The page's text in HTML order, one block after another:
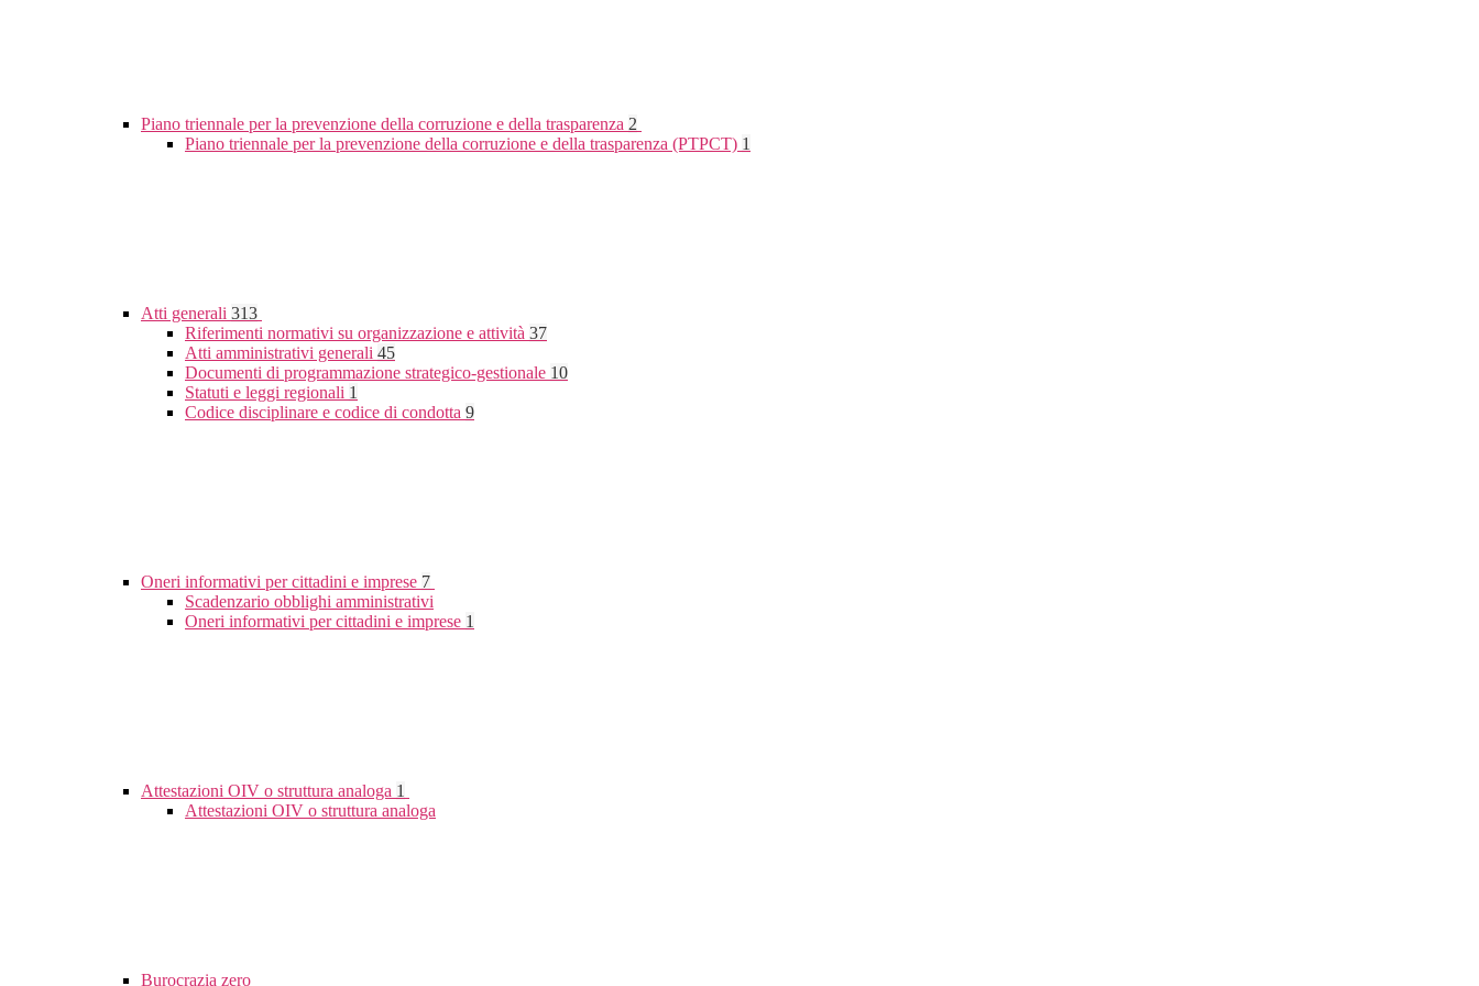
Piano triennale per la prevenzione della corruzione e della trasparenza 2
Piano triennale per la prevenzione della corruzione e della trasparenza (PTPCT) 1
Atti generali 313
Riferimenti normativi su organizzazione e attività 37
Atti amministrativi generali 45
Documenti di programmazione strategico-gestionale 10
Statuti e leggi regionali 1
Codice disciplinare e codice di condotta 9
Oneri informativi per cittadini e imprese 7
Scadenzario obblighi amministrativi
Oneri informativi per cittadini e imprese 1
Attestazioni OIV o struttura analoga 1
Attestazioni OIV o struttura analoga
Burocrazia zero